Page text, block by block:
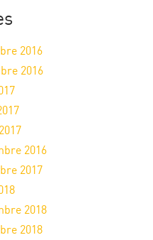
2016
2016
2016
2017
2018
2018